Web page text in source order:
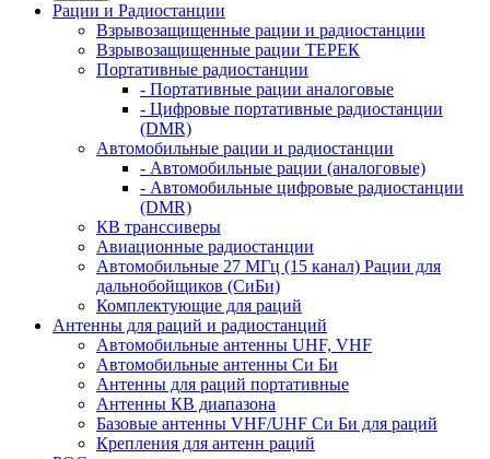
Рации и Радиостанции
Взрывозащищенные рации и радиостанции
Взрывозащищенные рации ТЕРЕК
Портативные радиостанции
- Портативные рации аналоговые
- Цифровые портативные радиостанции
(DMR)
Автомобильные рации и радиостанции
- Автомобильные рации (аналоговые)
- Автомобильные цифровые радиостанции
(DMR)
КВ транссиверы
Авиационные радиостанции
Автомобильные 27 МГц (15 канал) Рации для
дальнобойщиков (СиБи)
Комплектующие для раций
Антенны для раций и радиостанций
Автомобильные антенны UHF, VHF
Автомобильные антенны Си Би
Антенны для раций портативные
Антенны КВ диапазона
Базовые антенны VHF/UHF Си Би для раций
Крепления для антенн раций